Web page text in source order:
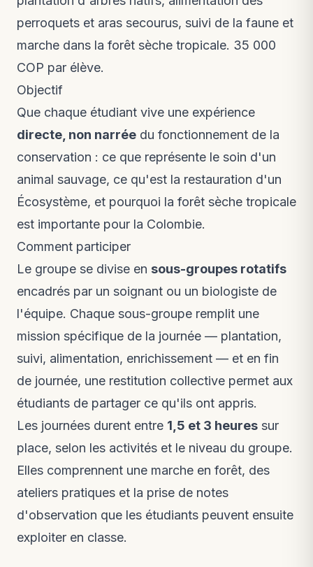
perroquets et aras secourus, suivi de la faune et
marche dans la forêt sèche tropicale. 35 000
COP par élève.
Objectif
Que chaque étudiant vive une expérience
directe, non narrée du fonctionnement de la
conservation : ce que représente le soin d'un
animal sauvage, ce qu'est la restauration d'un
Écosystème, et pourquoi la forêt sèche tropicale
est importante pour la Colombie.
Comment participer
Le groupe se divise en sous-groupes rotatifs
encadrés par un soignant ou un biologiste de
l'équipe. Chaque sous-groupe remplit une
mission spécifique de la journée — plantation,
suivi, alimentation, enrichissement — et en fin
de journée, une restitution collective permet aux
étudiants de partager ce qu'ils ont appris.
Les journées durent entre 1,5 et 3 heures sur
place, selon les activités et le niveau du groupe.
Elles comprennent une marche en forêt, des
ateliers pratiques et la prise de notes
d'observation que les étudiants peuvent ensuite
exploiter en classe.